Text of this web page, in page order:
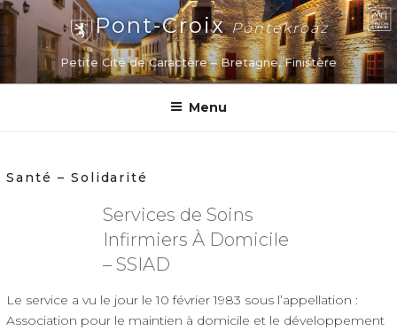
Aller
contenu
principal
Pont-CroixPontekroaz
Petite Cité de Caractère – Bretagne, Finistère
Menu
Santé – Solidarité
Services de Soins
Infirmiers À Domicile
– SSIAD
Le service a vu le jour le 10 février 1983 sous l’appellation :
Association pour le maintien à domicile et le développement